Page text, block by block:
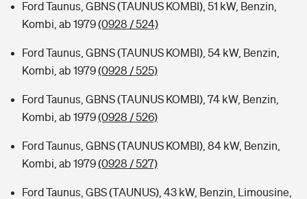
Ford Taunus, GBNS (TAUNUS KOMBI), 51 kW, Benzin,
Kombi, ab 1979(0928 / 524)
Ford Taunus, GBNS (TAUNUS KOMBI), 54 kW, Benzin,
Kombi, ab 1979(0928 / 525)
Ford Taunus, GBNS (TAUNUS KOMBI), 74 kW, Benzin,
Kombi, ab 1979(0928 / 526)
Ford Taunus, GBNS (TAUNUS KOMBI), 84 kW, Benzin,
Kombi, ab 1979(0928 / 527)
Ford Taunus, GBS (TAUNUS), 43 kW, Benzin, Limousine,